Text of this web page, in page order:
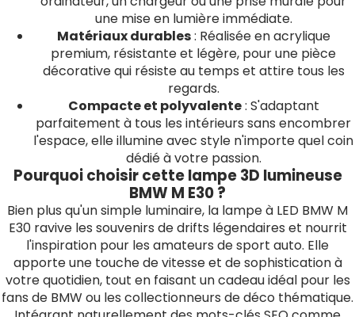
une mise en lumière immédiate.
Matériaux durables: Réalisée en acrylique
premium, résistante et légère, pour une pièce
décorative qui résiste au temps et attire tous les
regards.
Compacte et polyvalente: S'adaptant
parfaitement à tous les intérieurs sans encombrer
l'espace, elle illumine avec style n'importe quel coin
dédié à votre passion.
Pourquoi choisir cette lampe 3D lumineuse
BMW M E30 ?
Bien plus qu'un simple luminaire, la lampe à LED BMW M
E30 ravive les souvenirs de drifts légendaires et nourrit
l'inspiration pour les amateurs de sport auto. Elle
apporte une touche de vitesse et de sophistication à
votre quotidien, tout en faisant un cadeau idéal pour les
fans de BMW ou les collectionneurs de déco thématique.